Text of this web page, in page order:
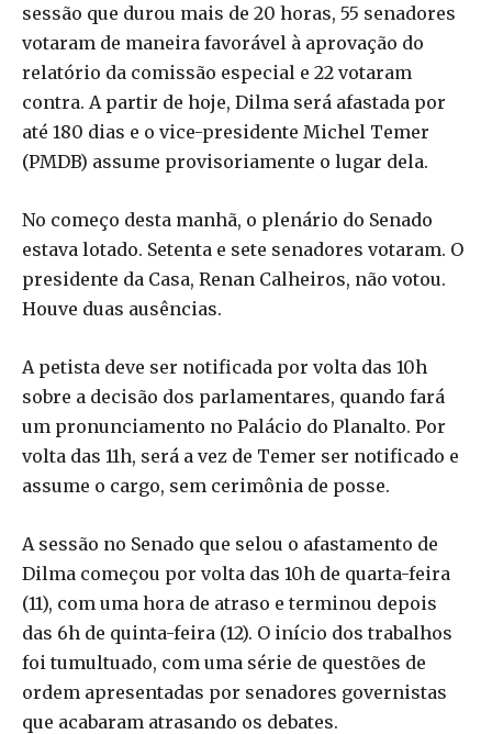
sessão que durou mais de 20 horas, 55 senadores
votaram de maneira favorável à aprovação do
relatório da comissão especial e 22 votaram
contra. A partir de hoje, Dilma será afastada por
até 180 dias e o vice-presidente Michel Temer
(PMDB) assume provisoriamente o lugar dela.
No começo desta manhã, o plenário do Senado
estava lotado. Setenta e sete senadores votaram. O
presidente da Casa, Renan Calheiros, não votou.
Houve duas ausências.
A petista deve ser notificada por volta das 10h
sobre a decisão dos parlamentares, quando fará
um pronunciamento no Palácio do Planalto. Por
volta das 11h, será a vez de Temer ser notificado e
assume o cargo, sem cerimônia de posse.
A sessão no Senado que selou o afastamento de
Dilma começou por volta das 10h de quarta-feira
(11), com uma hora de atraso e terminou depois
das 6h de quinta-feira (12). O início dos trabalhos
foi tumultuado, com uma série de questões de
ordem apresentadas por senadores governistas
que acabaram atrasando os debates.